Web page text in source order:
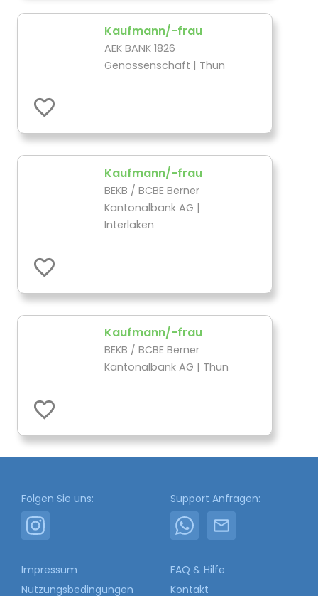
Kaufmann/-frau
AEK BANK 1826
Genossenschaft | Thun
Kaufmann/-frau
BEKB / BCBE Berner
Kantonalbank AG |
Interlaken
Kaufmann/-frau
BEKB / BCBE Berner
Kantonalbank AG | Thun
Folgen Sie uns: Support Anfragen:
Impressum
Nutzungsbedingungen
FAQ & Hilfe
Kontakt